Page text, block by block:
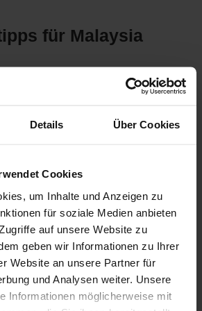
Details Über Cookies
Cookies
um Inhalte und Anzeigen zu
für soziale Medien anbieten
auf unsere Website zu
geben wir Informationen zu Ihrer
Website an unsere Partner für
und Analysen weiter. Unsere
Informationen möglicherweise mit
für Malaysia
nach Malaysia:
Paradies
Mischung aus kulturellen Einflüssen,
und einer reichen Tierwelt.
Malaysia erleben Sie nicht nur
sondern auch historische Stätten und
Sie, dass Malaysia über die
in Südostasien verfügt und
seltener Arten ist, darunter der
Kreuzfahrt ist die perfekte Möglichkeit,
in Ruhe zu erkunden und die Vielfalt